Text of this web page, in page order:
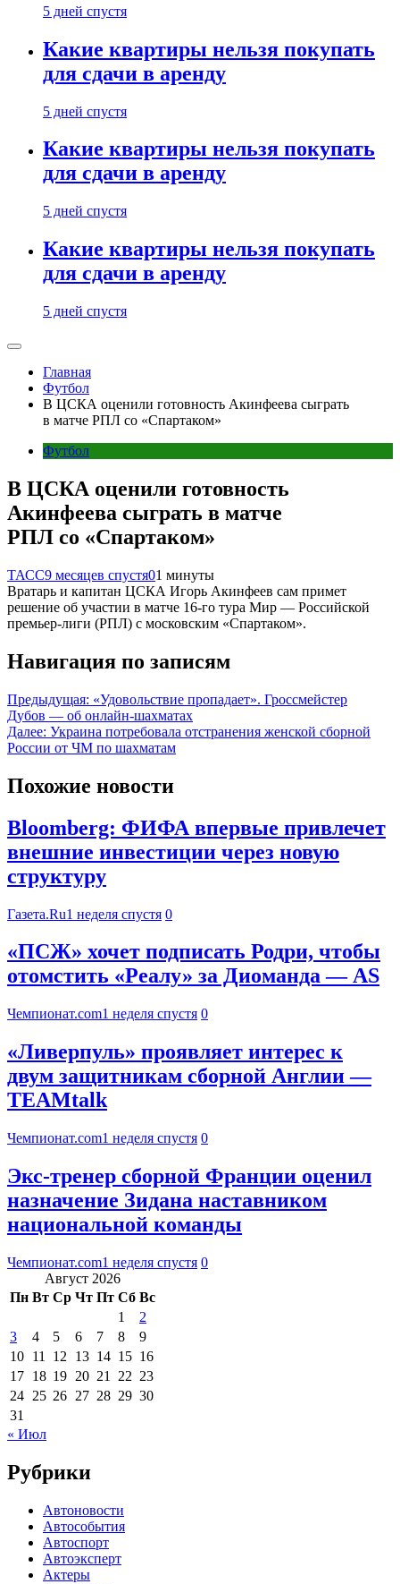
5 дней спустя
Какие квартиры нельзя покупать
для сдачи в аренду
5 дней спустя
Какие квартиры нельзя покупать
для сдачи в аренду
5 дней спустя
Какие квартиры нельзя покупать
для сдачи в аренду
5 дней спустя
Главная
Футбол
В ЦСКА оценили готовность Акинфеева сыграть
в матче РПЛ со «Спартаком»
Футбол
В ЦСКА оценили готовность
Акинфеева сыграть в матче
РПЛ со «Спартаком»
ТАСС9 месяцев спустя01 минуты
Вратарь и капитан ЦСКА Игорь Акинфеев сам примет
решение об участии в матче 16-го тура Мир — Российской
премьер-лиги (РПЛ) с московским «Спартаком».
Навигация по записям
Предыдущая: «Удовольствие пропадает». Гроссмейстер
Дубов — об онлайн-шахматах
Далее: Украина потребовала отстранения женской сборной
России от ЧМ по шахматам
Похожие новости
Bloomberg: ФИФА впервые привлечет
внешние инвестиции через новую
структуру
Газета.Ru1 неделя спустя 0
«ПСЖ» хочет подписать Родри, чтобы
отомстить «Реалу» за Диоманда — AS
Чемпионат.com1 неделя спустя 0
«Ливерпуль» проявляет интерес к
двум защитникам сборной Англии —
TEAMtalk
Чемпионат.com1 неделя спустя 0
Экс-тренер сборной Франции оценил
назначение Зидана наставником
национальной команды
Чемпионат.com1 неделя спустя 0
Август 2026
Пн Вт Ср Чт Пт Сб Вс
1
2
3
4 5 6 7 8
9
10 11 12 13 14 15 16
17 18 19 20 21 22 23
24 25 26 27 28 29 30
31
« Июл
Рубрики
Автоновости
Автособытия
Автоспорт
Автоэксперт
Актеры